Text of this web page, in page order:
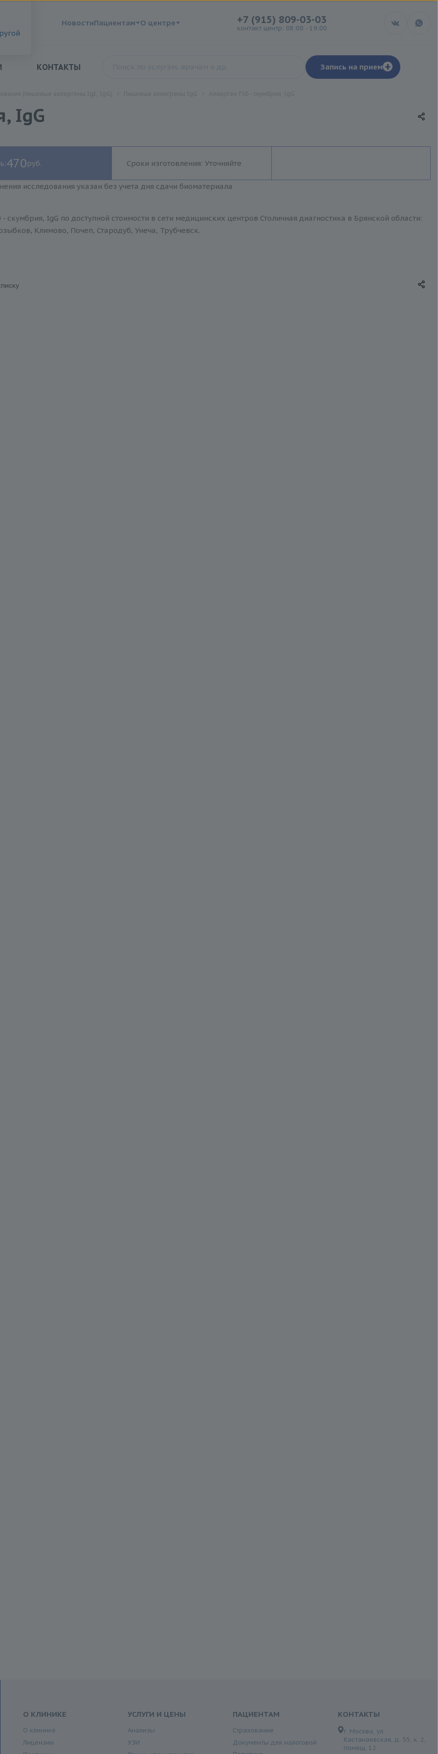
НовостиПациентам О центре +7 (915) 809-03-03
контакт центр: 08:00 - 19:00
КОНТАКТЫ Запись на прием +
IgG
470руб. Сроки изготовления: Уточняйте
исследования указан без учета дня сдачи биоматериала
скумбрия, IgG по доступной стоимости в сети медицинских центров Столичная диагностика в Брянской области:
Климово, Почеп, Стародуб, Унеча, Трубчевск.
О КЛИНИКЕ
О клинике
Лицензии
УСЛУГИ И ЦЕНЫ
Анализы
УЗИ
ПАЦИЕНТАМ
Страхование
Документы для налоговой
КОНТАКТЫ
г. Москва, ул.
Кастанаевская, д. 55, к. 2,
помещ. 12